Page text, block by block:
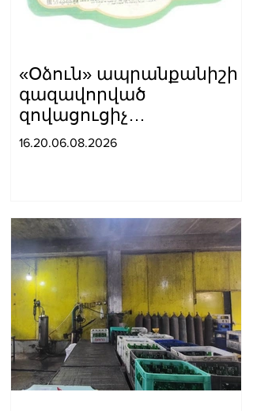
«Օձուն» ապրանքանիշի
գազավորված
զովացուցիչ
ըմպելիքները չեն
16.20.06.08.2026